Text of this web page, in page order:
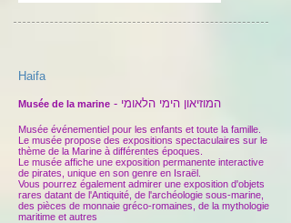
Haifa
Musée de la marine - המוזיאון הימי הלאומי
Musée événementiel pour les enfants et toute la famille.
Le musée propose des expositions spectaculaires sur le
thème de la Marine à différentes époques.
Le musée affiche une exposition permanente interactive
de pirates, unique en son genre en Israël.
Vous pourrez également admirer une exposition d'objets
rares datant de l'Antiquité, de l'archéologie sous-marine,
des pièces de monnaie gréco-romaines, de la mythologie
maritime et autres